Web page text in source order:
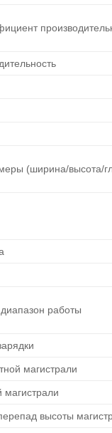
(ширина/высота/
работы
магистрали
магистрали
высоты